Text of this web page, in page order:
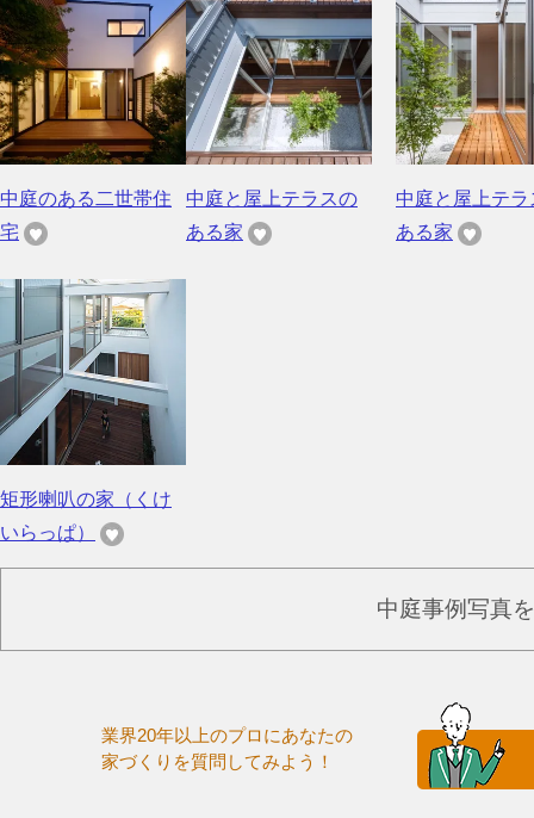
中庭のある二世帯住
宅
中庭と屋上テラスの
ある家
中庭と屋上テラ
ある家
矩形喇叭の家（くけ
いらっぱ）
中庭事例写真
業界20年以上のプロにあなたの
家づくりを質問してみよう！